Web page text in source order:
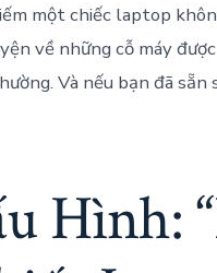
một chiếc laptop
về những cỗ máy
Và nếu bạn đã sẵn
Hình: